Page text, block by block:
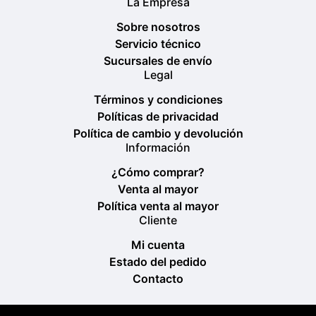
Sobre nosotros
Servicio técnico
Sucursales de envío
Legal
Términos y condiciones
Políticas de privacidad
Política de cambio y devolución
Información
¿Cómo comprar?
Venta al mayor
Política venta al mayor
Cliente
Mi cuenta
Estado del pedido
Contacto